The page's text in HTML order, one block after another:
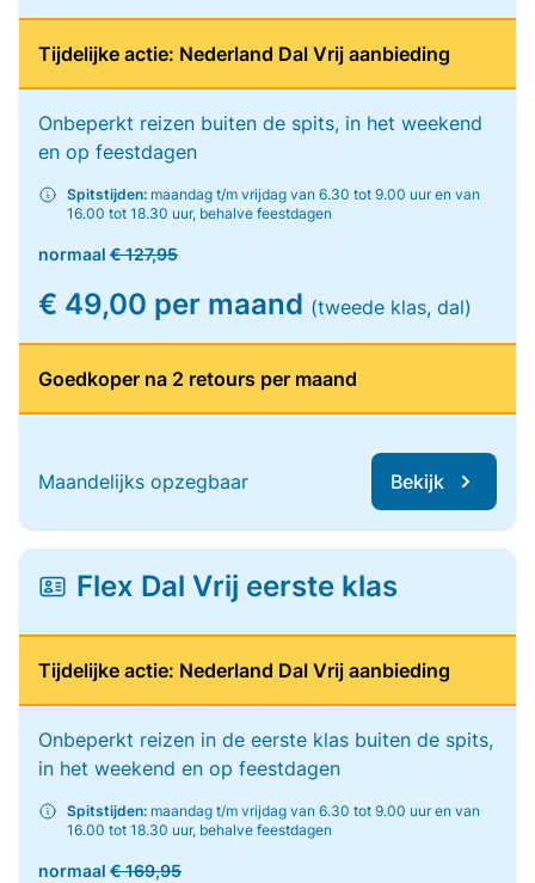
Tijdelijke actie: Nederland Dal Vrij aanbieding
Onbeperkt reizen buiten de spits, in het weekend
en op feestdagen
Spitstijden: maandag t/m vrijdag van 6.30 tot 9.00 uur en van
16.00 tot 18.30 uur, behalve feestdagen
normaal € 127,95
€ 49,00 per maand (tweede klas, dal)
Goedkoper na 2 retours per maand
Maandelijks opzegbaar Bekijk
Flex Dal Vrij eerste klas
Tijdelijke actie: Nederland Dal Vrij aanbieding
Onbeperkt reizen in de eerste klas buiten de spits,
in het weekend en op feestdagen
Spitstijden: maandag t/m vrijdag van 6.30 tot 9.00 uur en van
16.00 tot 18.30 uur, behalve feestdagen
normaal € 169,95